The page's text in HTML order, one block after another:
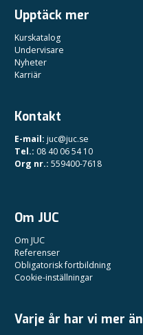
Upptäck mer
Kurskatalog
Undervisare
Nyheter
Karriär
Kontakt
E-mail: juc@juc.se
Tel.: 08 40 06 54 10
Org nr.: 559400-7618
Om JUC
Om JUC
Referenser
Obligatorisk fortbildning
Cookie-inställningar
Varje år har vi mer än